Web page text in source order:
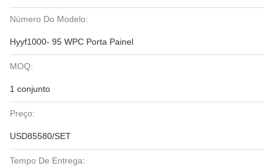
Número Do Modelo:
Hyyf1000- 95 WPC Porta Painel
MOQ:
1 conjunto
Preço:
USD85580/SET
Tempo De Entrega: